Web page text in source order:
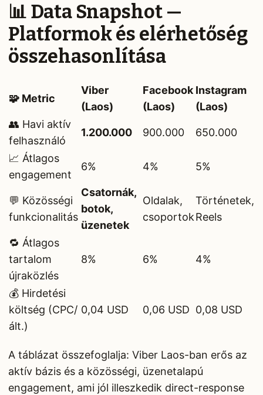
📊 Data Snapshot —
Platformok és elérhetőség
összehasonlítása
🧩 Metric
Viber
(Laos)
Facebook
(Laos)
Instagram
(Laos)
👥 Havi aktív
felhasználó
1.200.000 900.000 650.000
📈 Átlagos
engagement
6% 4% 5%
💬 Közösségi
funkcionalitás
Csatornák,
botok,
üzenetek
Oldalak,
csoportok
Történetek,
Reels
🔁 Átlagos
tartalom
újraközlés
8% 6% 4%
💰 Hirdetési
költség (CPC/
ált.)
0,04 USD 0,06 USD 0,08 USD
A táblázat összefoglalja: Viber Laos-ban erős az
aktív bázis és a közösségi, üzenetalapú
engagement, ami jól illeszkedik direct-response